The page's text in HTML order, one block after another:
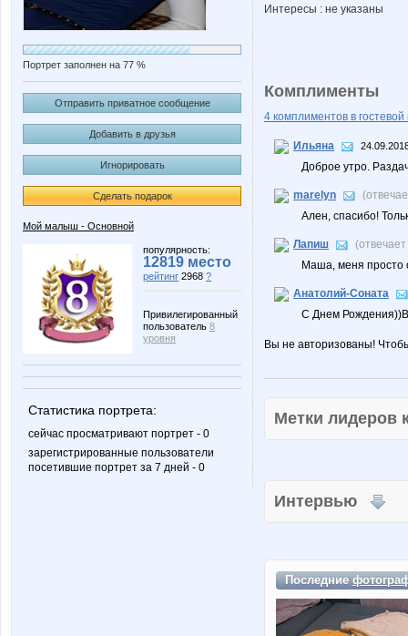
Портрет заполнен на 77 %
Отправить приватное сообщение
Добавить в друзья
Игнорировать
Сделать подарок
Мой малыш - Основной
популярность:
12819 место
рейтинг 2968 ?
Привилегированный
пользователь 8
уровня
Статистика портрета:
сейчас просматривают портрет - 0
зарегистрированные пользователи
посетившие портрет за 7 дней - 0
Интересы : не указаны
Комплименты
4 комплиментов в гостевой
Ильяна
Доброе утро.
marelyn
Ален, спасибо!
Лапиш
Маша, меня просто
Анатолий-Соната
С Днем
Вы не авторизованы!
Метки
Интервью
Последние